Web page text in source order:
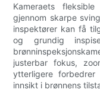
Kameraets
gjennom skarpe
inspektører kan få
og grundig
justerbar fokus,
ytterligere
innsikt i brønnens